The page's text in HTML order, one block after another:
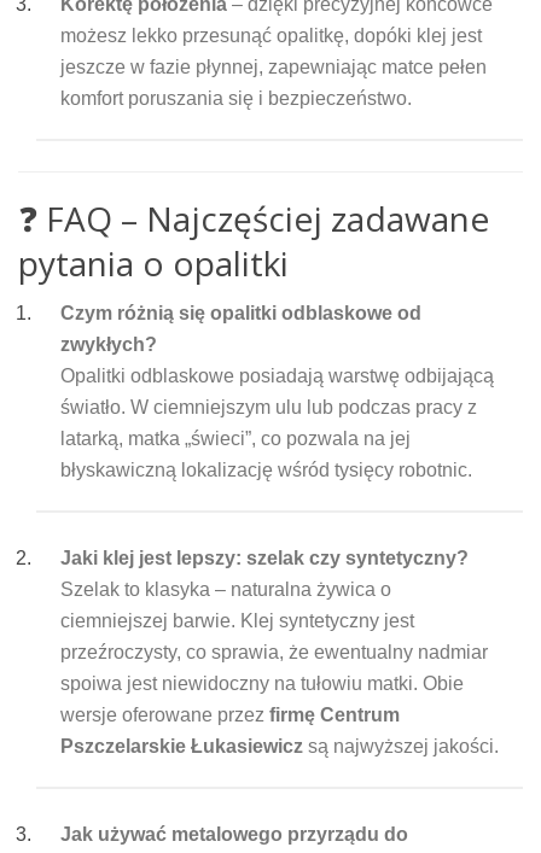
możesz lekko przesunąć opalitkę, dopóki klej jest
jeszcze w fazie płynnej, zapewniając matce pełen
komfort poruszania się i bezpieczeństwo.
❓ FAQ – Najczęściej zadawane
pytania o opalitki
Czym różnią się opalitki odblaskowe od
zwykłych?
Opalitki odblaskowe posiadają warstwę odbijającą
światło. W ciemniejszym ulu lub podczas pracy z
latarką, matka „świeci”, co pozwala na jej
błyskawiczną lokalizację wśród tysięcy robotnic.
Jaki klej jest lepszy: szelak czy syntetyczny?
Szelak to klasyka – naturalna żywica o
ciemniejszej barwie. Klej syntetyczny jest
przeźroczysty, co sprawia, że ewentualny nadmiar
spoiwa jest niewidoczny na tułowiu matki. Obie
wersje oferowane przez firmę Centrum
Pszczelarskie Łukasiewicz są najwyższej jakości.
Jak używać metalowego przyrządu do